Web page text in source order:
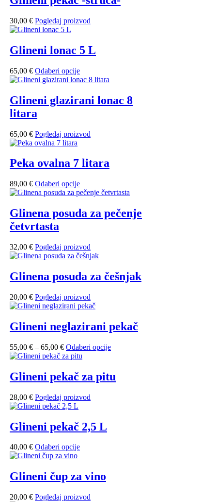
30,00 € Pogledaj proizvod
Glineni lonac 5 L
65,00 € Odaberi opcije
Glineni glazirani lonac 8
litara
65,00 € Pogledaj proizvod
Peka ovalna 7 litara
89,00 € Odaberi opcije
Glinena posuda za pečenje
četvrtasta
32,00 € Pogledaj proizvod
Glinena posuda za češnjak
20,00 € Pogledaj proizvod
Glineni neglazirani pekač
55,00 € – 65,00 € Odaberi opcije
Glineni pekač za pitu
28,00 € Pogledaj proizvod
Glineni pekač 2,5 L
40,00 € Odaberi opcije
Glineni čup za vino
20,00 € Pogledaj proizvod